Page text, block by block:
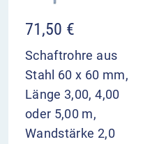
VZ 501-17 im
kündigt die
auf die
die beiden rechten
geradeaus
dient zur
Aufstellung 200 m
71,50 €
Schaftrohre aus
Stahl 60 x 60 mm,
Länge 3,00, 4,00
oder 5,00 m,
Wandstärke 2,0